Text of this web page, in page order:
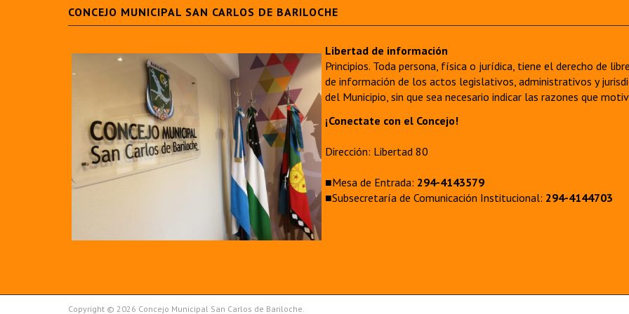
CONCEJO MUNICIPAL SAN CARLOS DE BARILOCHE
Libertad de información
Principios. Toda persona, física o jurídica, tiene el derecho de
de información de los actos legislativos, administrativos y
del Municipio, sin que sea necesario indicar las razones que
¡Conectate con el Concejo!
Dirección: Libertad 80
■Mesa de Entrada: 294-4143579
■Subsecretaría de Comunicación Institucional: 294-4144703
Copyright © 2026 Concejo Municipal San Carlos de Bariloche.